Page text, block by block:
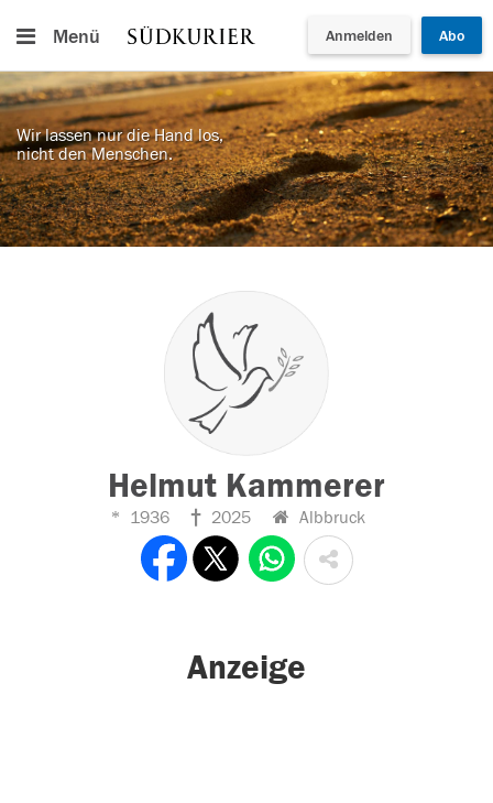
Menü Anmelden Abo
Wir lassen nur die Hand los,
nicht den Menschen.
Helmut Kammerer
1936 2025 Albbruck
Anzeige